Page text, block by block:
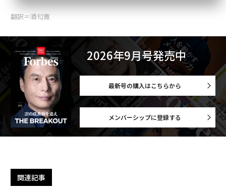
翻訳＝酒匂寛
2026年9月号発売中
最新号の購入はこちらから
メンバーシップに登録する
関連記事